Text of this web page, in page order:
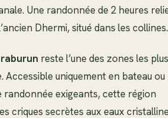
Une randonnée de 2 heures
Dhermi, situé dans les collines.
reste l’une des zones les plus
Accessible uniquement en bateau ou
randonnée exigeants, cette région
criques secrètes aux eaux